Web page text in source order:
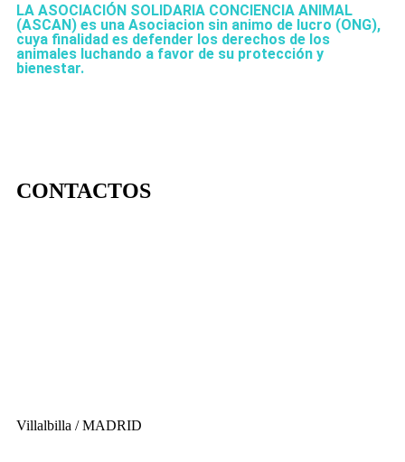
LA ASOCIACIÓN SOLIDARIA CONCIENCIA ANIMAL
(ASCAN) es una Asociacion sin animo de lucro (ONG),
cuya finalidad es defender los derechos de los
animales luchando a favor de su protección y
bienestar.
CONTACTOS
Villalbilla / MADRID